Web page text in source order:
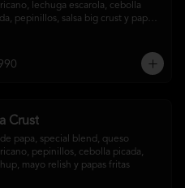
lechuga escarola, cebolla
pepinillos, salsa big crust y papas
Crust
de papa, special blend, queso
pepinillos, cebolla picada,
mayo relish y papas fritas